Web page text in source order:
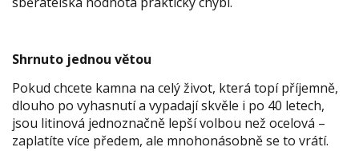
Shrnuto jednou větou
Pokud chcete kamna na celý život, která topí příjemně,
dlouho po vyhasnutí a vypadají skvěle i po 40 letech,
jsou litinová jednoznačně lepší volbou než ocelová –
zaplatíte více předem, ale mnohonásobně se to vrátí.